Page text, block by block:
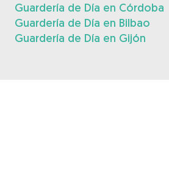
Guardería de Día en Córdoba
Guardería de Día en Bilbao
Guardería de Día en Gijón